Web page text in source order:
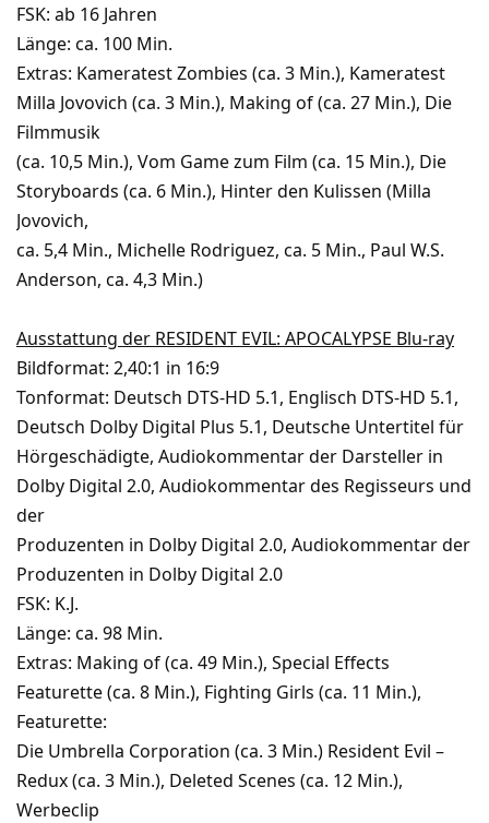
FSK: ab 16 Jahren
Länge: ca. 100 Min.
Extras: Kameratest Zombies (ca. 3 Min.), Kameratest
Milla Jovovich (ca. 3 Min.), Making of (ca. 27 Min.), Die
Filmmusik
(ca. 10,5 Min.), Vom Game zum Film (ca. 15 Min.), Die
Storyboards (ca. 6 Min.), Hinter den Kulissen (Milla
Jovovich,
ca. 5,4 Min., Michelle Rodriguez, ca. 5 Min., Paul W.S.
Anderson, ca. 4,3 Min.)
Ausstattung der RESIDENT EVIL: APOCALYPSE Blu-ray
Bildformat: 2,40:1 in 16:9
Tonformat: Deutsch DTS-HD 5.1, Englisch DTS-HD 5.1,
Deutsch Dolby Digital Plus 5.1, Deutsche Untertitel für
Hörgeschädigte, Audiokommentar der Darsteller in
Dolby Digital 2.0, Audiokommentar des Regisseurs und
der
Produzenten in Dolby Digital 2.0, Audiokommentar der
Produzenten in Dolby Digital 2.0
FSK: K.J.
Länge: ca. 98 Min.
Extras: Making of (ca. 49 Min.), Special Effects
Featurette (ca. 8 Min.), Fighting Girls (ca. 11 Min.),
Featurette:
Die Umbrella Corporation (ca. 3 Min.) Resident Evil –
Redux (ca. 3 Min.), Deleted Scenes (ca. 12 Min.),
Werbeclip